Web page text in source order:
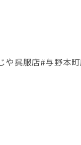
や呉服店#与野本